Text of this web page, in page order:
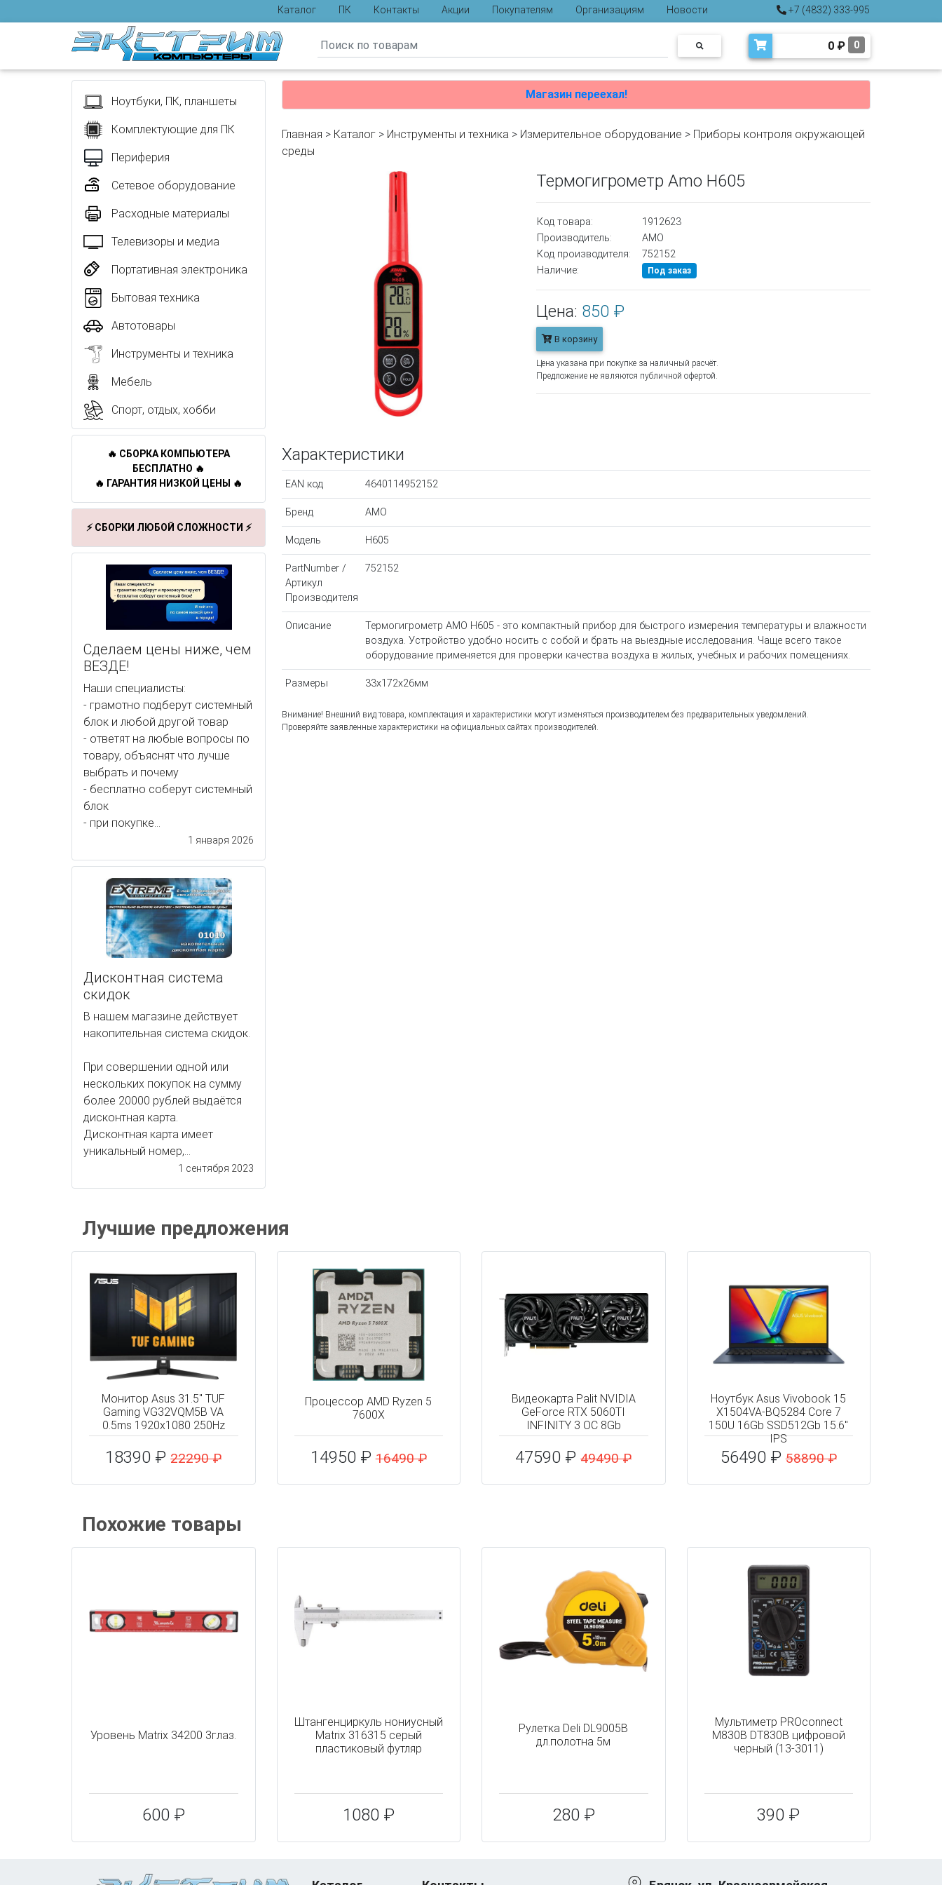
Каталог ПК Контакты Акции Покупателям Организациям
Новости
Отзывы
+7 (4832) 333-995
0 ₽ 0
Ноутбуки, ПК, планшеты
Комплектующие для ПК
Периферия
Сетевое оборудование
Расходные материалы
Телевизоры и медиа
Портативная электроника
Бытовая техника
Автотовары
Инструменты и техника
Мебель
Спорт, отдых, хобби
🔥 СБОРКА КОМПЬЮТЕРА
БЕСПЛАТНО 🔥
🔥 ГАРАНТИЯ НИЗКОЙ ЦЕНЫ 🔥
⚡ СБОРКИ ЛЮБОЙ СЛОЖНОСТИ ⚡
Сделаем цены ниже, чем
ВЕЗДЕ!
Наши специалисты:
- грамотно подберут системный
блок и любой другой товар
- ответят на любые вопросы по
товару, объяснят что лучше
выбрать и почему
- бесплатно соберут системный
блок
- при покупке...
1 января 2026
Дисконтная система
скидок
В нашем магазине действует
накопительная система скидок.
При совершении одной или
нескольких покупок на сумму
более 20000 рублей выдаётся
дисконтная карта.
Дисконтная карта имеет
уникальный номер,...
1 сентября 2023
Магазин переехал!
Главная > Каталог > Инструменты и техника > Измерительное оборудование > Приборы контроля окружающей
среды
Термогигрометр Amo Н605
Код товара:
1912623
Производитель:
AMO
Код производителя:
752152
Наличие:
Под заказ
Цена: 850 ₽
В корзину
Цена указана при покупке за наличный расчёт.
Предложение не являются публичной офертой.
Характеристики
EAN код 4640114952152
Бренд AMO
Модель Н605
PartNumber /
Артикул
Производителя
752152
Описание
Термогигрометр AMO H605 - это компактный прибор для быстрого измерения температуры и влажности
воздуха. Устройство удобно носить с собой и брать на выездные исследования. Чаще всего такое
оборудование применяется для проверки качества воздуха в жилых, учебных и рабочих помещениях.
Размеры 33x172x26мм
Внимание! Внешний вид товара, комплектация и характеристики могут изменяться производителем без предварительных уведомлений.
Проверяйте заявленные характеристики на официальных сайтах производителей.
Лучшие предложения
Монитор Asus 31.5" TUF
Gaming VG32VQM5B VA
0.5ms 1920x1080 250Hz
18390 ₽22290 ₽
Процессор AMD Ryzen 5
7600X
14950 ₽16490 ₽
Видеокарта Palit NVIDIA
GeForce RTX 5060TI
INFINITY 3 OC 8Gb
47590 ₽49490 ₽
Ноутбук Asus Vivobook 15
X1504VA-BQ5284 Core 7
150U 16Gb SSD512Gb 15.6"
IPS
56490 ₽58890 ₽
Похожие товары
Уровень Matrix 34200 3глаз.
600 ₽
Штангенциркуль нониусный
Matrix 316315 серый
пластиковый футляр
1080 ₽
Рулетка Deli DL9005B
дл.полотна 5м
280 ₽
Мультиметр PROconnect
M830B DT830B цифровой
черный (13-3011)
390 ₽